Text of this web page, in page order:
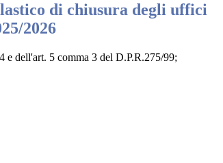
di chiusura degli uffici
2026
dell'art. 5 comma 3 del D.P.R.275/99;